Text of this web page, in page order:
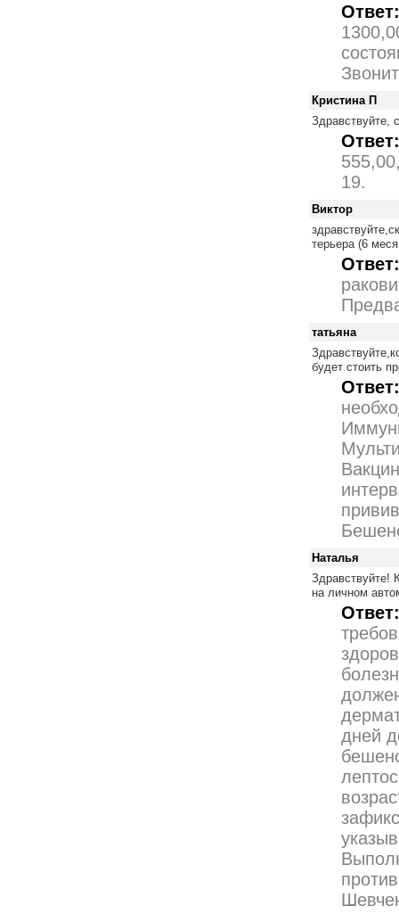
Ответ:
Кристина П
Здравствуйте,
Ответ:
19.
Виктор
терьера (6
Ответ:
татьяна
будет стоить
Ответ:
Наталья
Здравствуйте!
на личном
Ответ:
дней